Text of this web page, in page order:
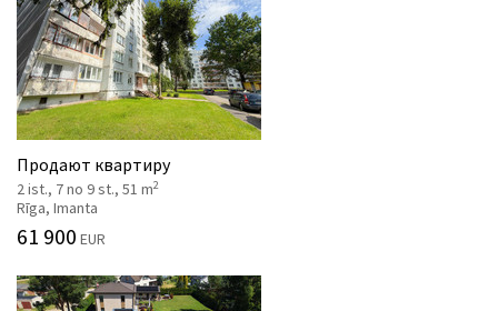
Продают квартиру
2 ist., 7 no 9 st., 51 m2
Rīga, Imanta
61 900 EUR